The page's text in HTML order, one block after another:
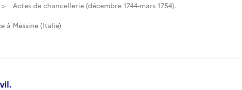
Actes de chancellerie (décembre 1744-mars 1754).
à Messine (Italie)